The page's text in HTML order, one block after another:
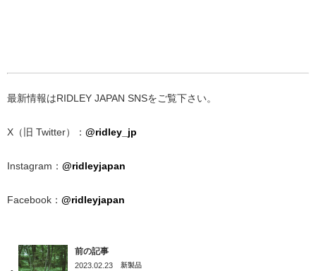
最新情報はRIDLEY JAPAN SNSをご覧下さい。
X（旧 Twitter）： @ridley_jp
Instagram： @ridleyjapan
Facebook： @ridleyjapan
前の記事
2023.02.23 新製品